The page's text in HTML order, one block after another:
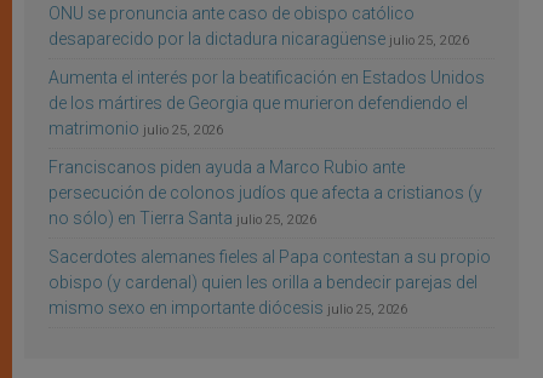
ONU se pronuncia ante caso de obispo católico
desaparecido por la dictadura nicaragüense julio 25, 2026
Aumenta el interés por la beatificación en Estados Unidos
de los mártires de Georgia que murieron defendiendo el
matrimonio julio 25, 2026
Franciscanos piden ayuda a Marco Rubio ante
persecución de colonos judíos que afecta a cristianos (y
no sólo) en Tierra Santa julio 25, 2026
Sacerdotes alemanes fieles al Papa contestan a su propio
obispo (y cardenal) quien les orilla a bendecir parejas del
mismo sexo en importante diócesis julio 25, 2026